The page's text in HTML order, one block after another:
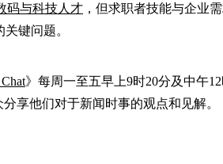
码与科技人才 ，但求职者技能与企业
键问题。
》每周一至五早上9时20分及中午
享他们对于新闻时事的观点和见解。